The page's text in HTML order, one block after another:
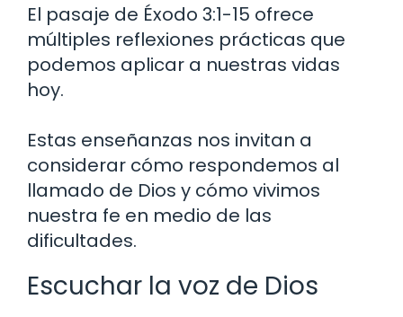
El pasaje de Éxodo 3:1-15 ofrece
múltiples reflexiones prácticas que
podemos aplicar a nuestras vidas
hoy.
Estas enseñanzas nos invitan a
considerar cómo respondemos al
llamado de Dios y cómo vivimos
nuestra fe en medio de las
dificultades.
Escuchar la voz de Dios